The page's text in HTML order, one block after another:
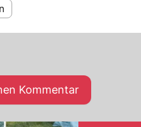
Kommentar